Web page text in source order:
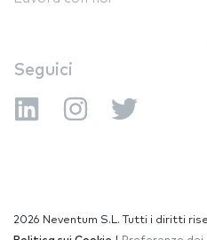
Seguici
2026 Neventum S.L. Tutti i diritti